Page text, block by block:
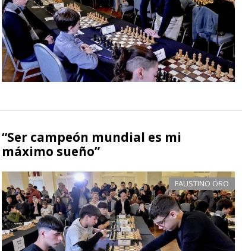
“Ser campeón mundial es mi
máximo sueño”
FAUSTINO ORO